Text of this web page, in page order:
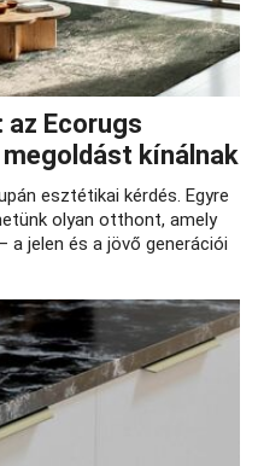
az Ecorugs
kínálnak
esztétikai kérdés. Egyre
olyan otthont, amely
a jelen és a jövő generációi